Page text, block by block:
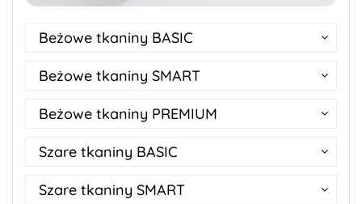
Beżowe tkaniny BASIC
Beżowe tkaniny SMART
Beżowe tkaniny PREMIUM
Szare tkaniny BASIC
Szare tkaniny SMART